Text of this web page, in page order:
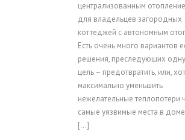
централизованным
для владельцев загородных
коттеджей с автономным
Есть очень много вариантов
решения, преследующих
цель – предотвратить, или,
максимально уменьшить
нежелательные теплопотери
самые уязвимые места в
[…]